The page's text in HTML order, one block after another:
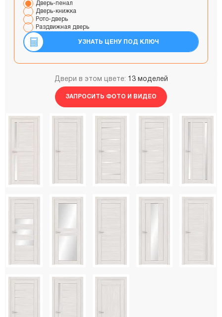
Дверь-пенал
Дверь-книжка
Рото-дверь
Раздвижная дверь
УЗНАТЬ ЦЕНУ ПОД КЛЮЧ
Двери в этом цвете: 13 моделей
ЗАПРОСИТЬ ФОТО И ВИДЕО